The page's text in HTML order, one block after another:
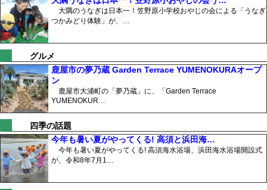
大隅のうなぎは日本一！笠野原小学校おやじの会による「うなぎ
つかみどり体験」が、…
グルメ
鹿屋市の夢乃蔵 Garden Terrace YUMENOKURAオープ
ン
鹿屋市大浦町の「夢乃蔵」に、「Garden Terrace
YUMENOKUR…
四季の話題
今年も暑い夏がやってくる! 高須と浜田海…
今年も暑い夏がやってくる! 高須海水浴場、浜田海水浴場開設式
が、令和8年7月1…